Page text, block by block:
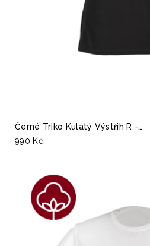
Černé Triko Kulatý Výstřih R -…
990 Kč